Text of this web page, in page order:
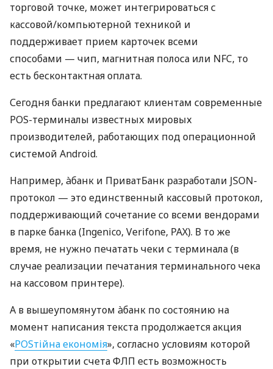
торговой точке, может интегрироваться с
кассовой/компьютерной техникой и
поддерживает прием карточек всеми
способами — чип, магнитная полоса или NFC, то
есть бесконтактная оплата.
Сегодня банки предлагают клиентам современные
POS-терминалы известных мировых
производителей, работающих под операционной
системой Android.
Например, àбанк и ПриватБанк разработали JSON-
протокол — это единственный кассовый протокол,
поддерживающий сочетание со всеми вендорами
в парке банка (Ingenico, Verifone, PAX). В то же
время, не нужно печатать чеки с терминала (в
случае реализации печатания терминального чека
на кассовом принтере).
А в вышеупомянутом àбанк по состоянию на
момент написания текста продолжается акция
«POSтійна економія», согласно условиям которой
при открытии счета ФЛП есть возможность